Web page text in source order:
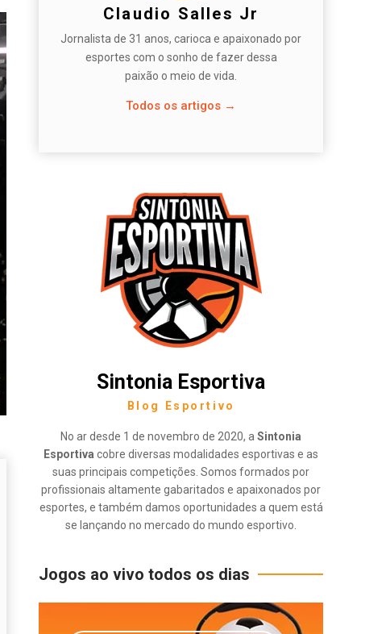
Claudio Salles Jr
Jornalista de 31 anos, carioca e apaixonado por
esportes com o sonho de fazer dessa
paixão o meio de vida.
Todos os artigos →
Sintonia Esportiva
Blog Esportivo
No ar desde 1 de novembro de 2020, aSintonia
Esportiva cobre diversas modalidades esportivas e as
suas principais competições. Somos formados por
profissionais altamente gabaritados e apaixonados por
esportes, e também damos oportunidades a quem está
se lançando no mercado do mundo esportivo.
Jogos ao vivo todos os dias